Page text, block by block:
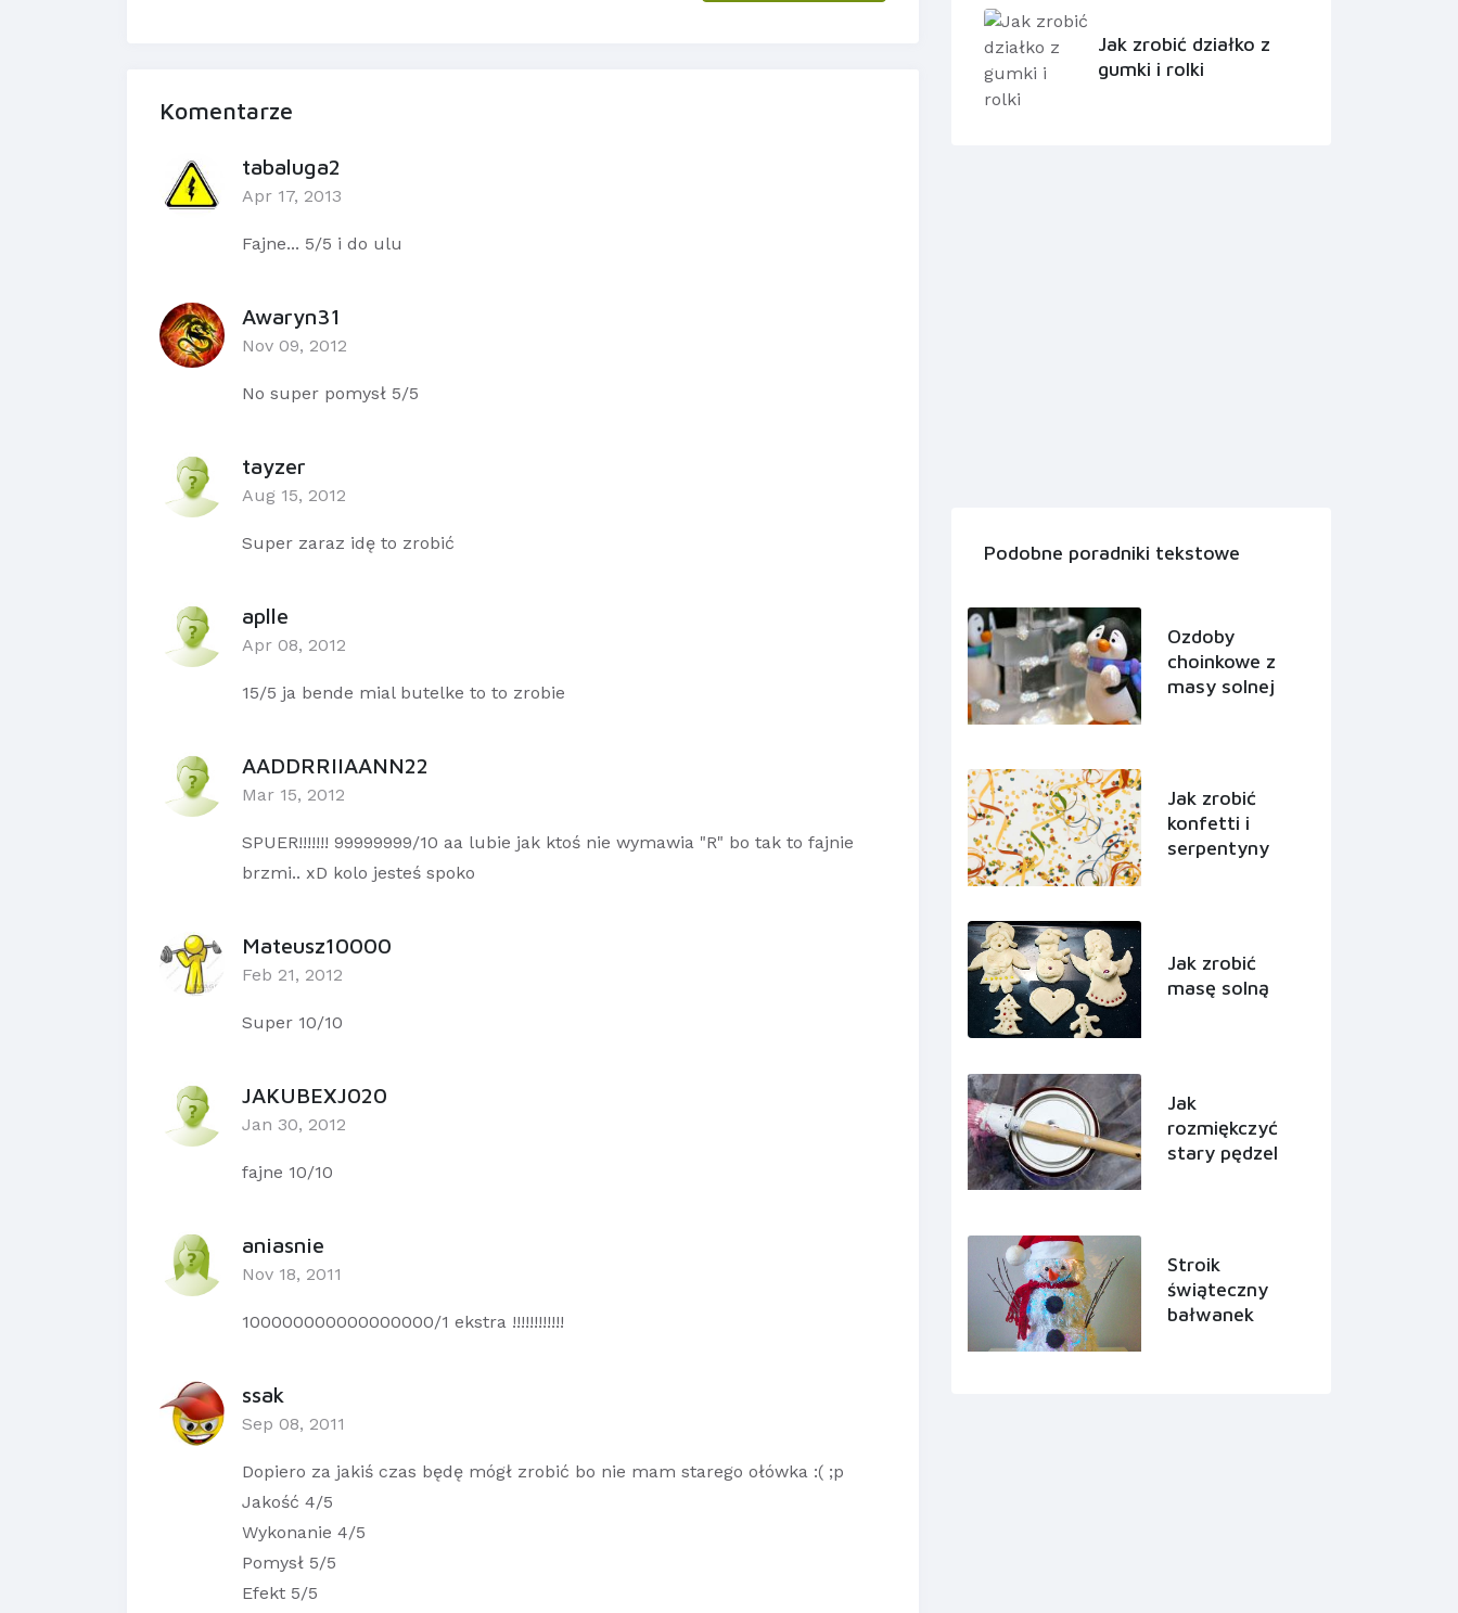
Komentarze
tabaluga2
Apr 17, 2013
Fajne... 5/5 i do ulu
Awaryn31
Nov 09, 2012
No super pomysł 5/5
tayzer
Aug 15, 2012
Super zaraz idę to zrobić
aplle
Apr 08, 2012
15/5 ja bende mial butelke to to zrobie
AADDRRIIAANN22
Mar 15, 2012
SPUER!!!!!!! 99999999/10 aa lubie jak ktoś nie wymawia "R" bo tak to fajnie
brzmi.. xD kolo jesteś spoko
Mateusz10000
Feb 21, 2012
Super 10/10
JAKUBEXJ020
Jan 30, 2012
fajne 10/10
aniasnie
Nov 18, 2011
100000000000000000/1 ekstra !!!!!!!!!!!!
ssak
Sep 08, 2011
Dopiero za jakiś czas będę mógł zrobić bo nie mam starego ołówka :( ;p
Jakość 4/5
Wykonanie 4/5
Pomysł 5/5
Efekt 5/5
Jak zrobić działko z
gumki i rolki
Podobne poradniki tekstowe
Ozdoby
choinkowe z
masy solnej
Jak zrobić
konfetti i
serpentyny
Jak zrobić
masę solną
Jak
rozmiękczyć
stary pędzel
Stroik
świąteczny
bałwanek